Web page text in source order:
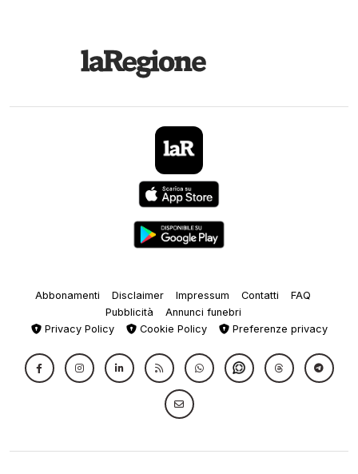
Abbonamenti Disclaimer Impressum Contatti
FAQ
Pubblicità
Annunci funebri
Privacy Policy
Cookie Policy Preferenze privacy